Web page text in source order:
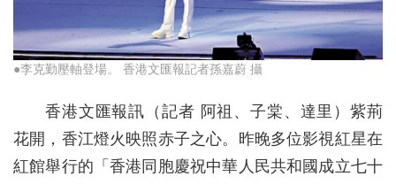
●李克勤壓軸登場。 香港文匯報記者孫嘉蔚 攝
香港文匯報訊（記者 阿祖、子棠、達里）紫荊
花開，香江燈火映照赤子之心。昨晚多位影視紅星在
紅館舉行的「香港同胞慶祝中華人民共和國成立七十